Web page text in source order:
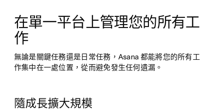
在單一平台上管理您的所有工
作
無論是關鍵任務還是日常任務，Asana 都能將您的所有工
作集中在一處位置，從而避免發生任何遺漏。
隨成長擴大規模